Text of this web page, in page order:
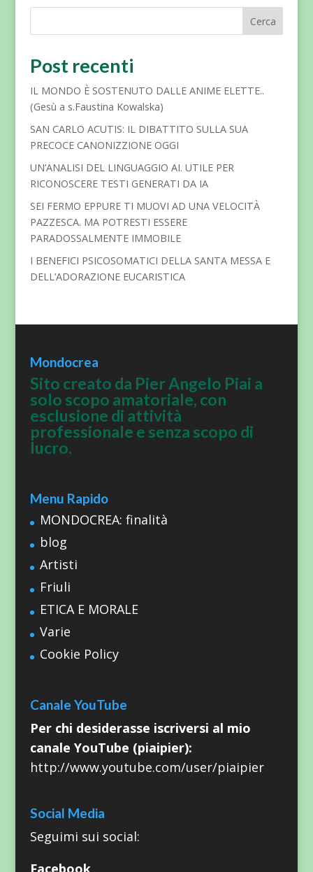
Cerca
Post recenti
IL MONDO È SOSTENUTO DALLE ANIME ELETTE..
(Gesù a s.Faustina Kowalska)
SAN CARLO ACUTIS: IL DIBATTITO SULLA SUA
PRECOCE CANONIZZIONE OGGI
UN’ANALISI DEL LINGUAGGIO AI. UTILE PER
RICONOSCERE TESTI GENERATI DA IA
SEI FERMO EPPURE TI MUOVI AD UNA VELOCITÀ
PAZZESCA. MA POTRESTI ESSERE
PARADOSSALMENTE IMMOBILE
I BENEFICI PSICOSOMATICI DELLA SANTA MESSA E
DELL’ADORAZIONE EUCARISTICA
Mondocrea
Sito creato da Pier Angelo Piai a
solo scopo amatoriale, con
esclusione di attività
professionale e senza scopo di
lucro.
Menu Rapido
MONDOCREA: finalità
blog
Artisti
Friuli
ETICA E MORALE
Varie
Cookie Policy
Canale YouTube
Per chi desiderasse iscriversi al mio
canale YouTube (piaipier):
http://www.youtube.com/user/piaipier
Social Media
Seguimi sui social:
Facebook